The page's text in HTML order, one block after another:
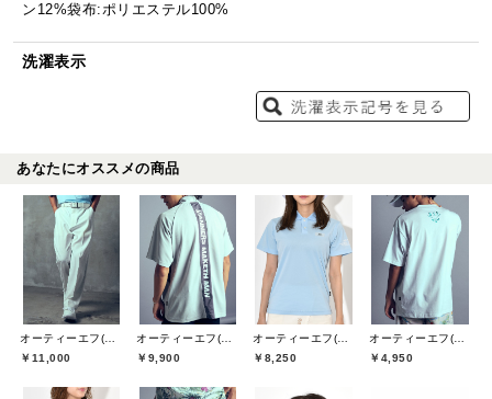
ン12%袋布:ポリエステル100%
洗濯表示
あなたにオススメの商品
￥11,000
￥9,900
￥8,250
￥4,950